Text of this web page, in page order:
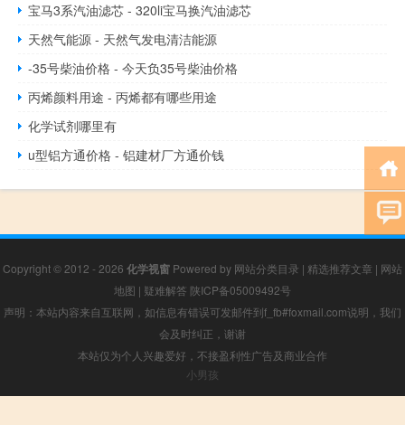
宝马3系汽油滤芯 - 320li宝马换汽油滤芯
天然气能源 - 天然气发电清洁能源
-35号柴油价格 - 今天负35号柴油价格
丙烯颜料用途 - 丙烯都有哪些用途
化学试剂哪里有
u型铝方通价格 - 铝建材厂方通价钱
Copyright © 2012 - 2026 化学视窗 Powered by 网站分类目录 | 精选推荐文章 | 网站
地图 | 疑难解答 陕ICP备05009492号
声明：本站内容来自互联网，如信息有错误可发邮件到f_fb#foxmail.com说明，我们
会及时纠正，谢谢
本站仅为个人兴趣爱好，不接盈利性广告及商业合作
小男孩